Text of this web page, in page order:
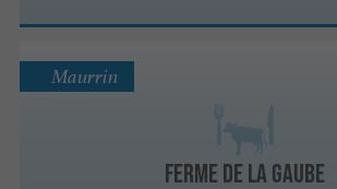
FERME DE LA GAUBE
Maurrin